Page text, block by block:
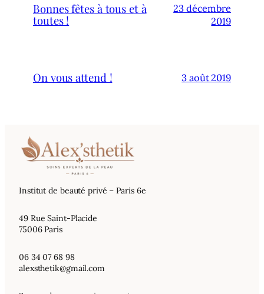
Bonnes fêtes à tous et à
toutes !
23 décembre
2019
On vous attend ! 3 août 2019
Institut de beauté privé – Paris 6e
49 Rue Saint-Placide
75006 Paris
06 34 07 68 98
alexsthetik@gmail.com